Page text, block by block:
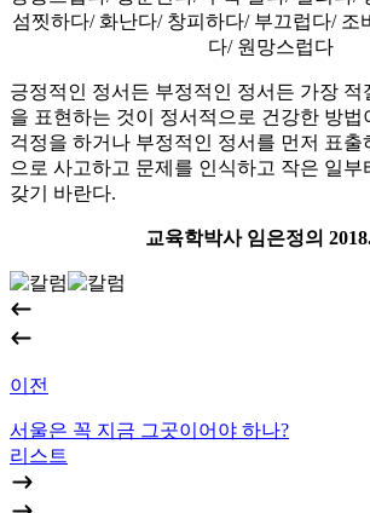
섬찟하다/ 화난다/ 창피하다/ 부끄럽다/ 조
다/ 원망스럽다
긍정적인 정서든 부정적인 정서든 가장 적
을 표현하는 것이 정서적으로 건강한 방법
걱정을 하거나 부정적인 정서를 먼저 표출
으로 사고하고 문제를 인식하고 작은 일부
갖기 바란다.
교육학박사 임은정의
이전
서울은 꼭 지금 그곳이어야 하나?
리스트